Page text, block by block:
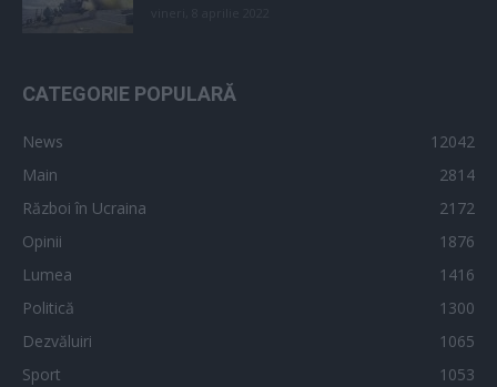
CATEGORIE POPULARĂ
News
12042
Main
2814
Război în Ucraina
2172
Opinii
1876
Lumea
1416
Politică
1300
Dezvăluiri
1065
Sport
1053